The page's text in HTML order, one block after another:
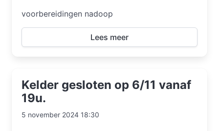
voorbereidingen nadoop
Lees meer
Kelder gesloten op 6/11 vanaf
19u.
5 november 2024 18:30